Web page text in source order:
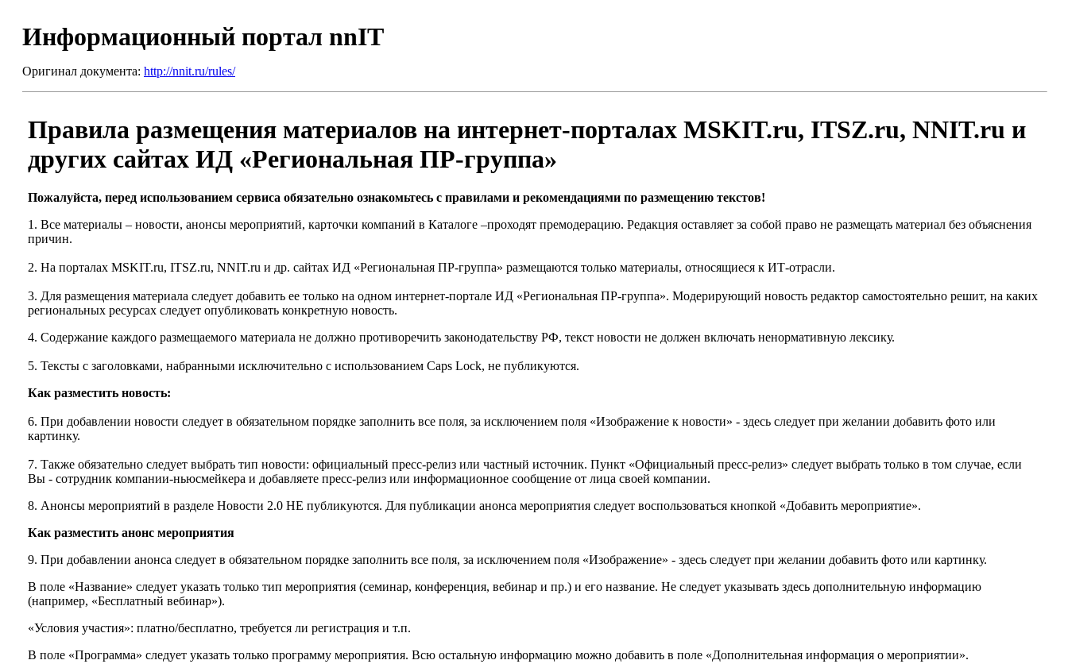
Информационный портал nnIT
Оригинал документа: http://nnit.ru/rules/
Правила размещения материалов на интернет-порталах MSKIT.ru, ITSZ.ru, NNIT.ru и
других сайтах ИД «Региональная ПР-группа»
Пожалуйста, перед использованием сервиса обязательно ознакомьтесь с правилами и рекомендациями по размещению текстов!
1. Все материалы – новости, анонсы мероприятий, карточки компаний в Каталоге –проходят премодерацию. Редакция оставляет за собой право не размещать материал без объяснения
причин.
2. На порталах MSKIT.ru, ITSZ.ru, NNIT.ru и др. сайтах ИД «Региональная ПР-группа» размещаются только материалы, относящиеся к ИТ-отрасли.
3. Для размещения материала следует добавить ее только на одном интернет-портале ИД «Региональная ПР-группа». Модерирующий новость редактор самостоятельно решит, на каких
региональных ресурсах следует опубликовать конкретную новость.
4. Содержание каждого размещаемого материала не должно противоречить законодательству РФ, текст новости не должен включать ненормативную лексику.
5. Тексты с заголовками, набранными исключительно с использованием Caps Lock, не публикуются.
Как разместить новость:
6. При добавлении новости следует в обязательном порядке заполнить все поля, за исключением поля «Изображение к новости» - здесь следует при желании добавить фото или
картинку.
7. Также обязательно следует выбрать тип новости: официальный пресс-релиз или частный источник. Пункт «Официальный пресс-релиз» следует выбрать только в том случае, если
Вы - сотрудник компании-ньюсмейкера и добавляете пресс-релиз или информационное сообщение от лица своей компании.
8. Анонсы мероприятий в разделе Новости 2.0 НЕ публикуются. Для публикации анонса мероприятия следует воспользоваться кнопкой «Добавить мероприятие».
Как разместить анонс мероприятия
9. При добавлении анонса следует в обязательном порядке заполнить все поля, за исключением поля «Изображение» - здесь следует при желании добавить фото или картинку.
В поле «Название» следует указать только тип мероприятия (семинар, конференция, вебинар и пр.) и его название. Не следует указывать здесь дополнительную информацию
(например, «Бесплатный вебинар»).
«Условия участия»: платно/бесплатно, требуется ли регистрация и т.п.
В поле «Программа» следует указать только программу мероприятия. Всю остальную информацию можно добавить в поле «Дополнительная информация о мероприятии».